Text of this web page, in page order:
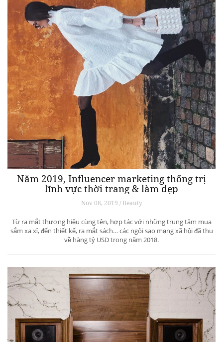
Năm 2019, Influencer marketing thống trị
lĩnh vực thời trang & làm đẹp
Nov 08, 2019 / Beauty
Từ ra mắt thương hiệu cùng tên, hợp tác với những trung tâm mua
sắm xa xỉ, đến thiết kế, ra mắt sách… các ngôi sao mạng xã hội đã thu
về hàng tỷ USD trong năm 2018.